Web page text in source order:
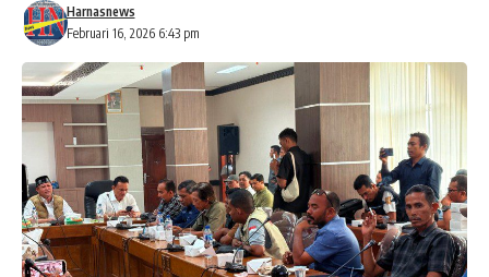
Februari 16, 2026 6:43 pm
Harnasnews